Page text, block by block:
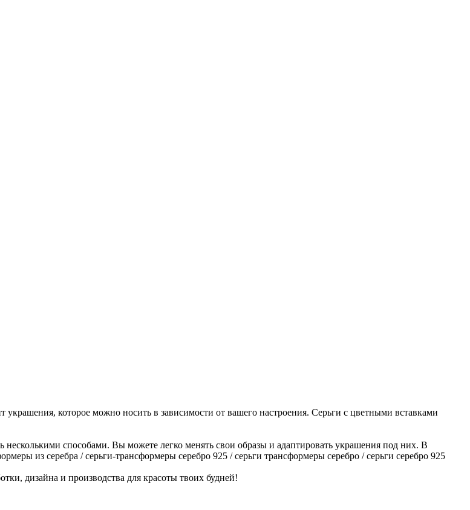
которое можно носить в зависимости от вашего настроения. Серьги с цветными вставками
несколькими способами. Вы можете легко менять свои образы и адаптировать украшения под них. В
из серебра / серьги-трансформеры серебро 925 / серьги трансформеры серебро / серьги серебро 925
дизайна и производства для красоты твоих будней!